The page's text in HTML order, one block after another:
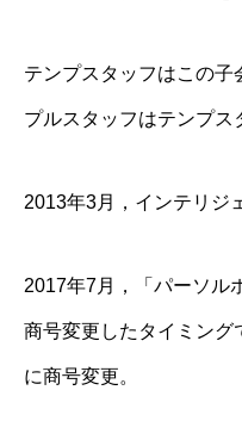
テンプスタッフはこの子
プルスタッフはテンプス
2013年3月，インテリジ
2017年7月，「パーソル
商号変更したタイミング
に商号変更。